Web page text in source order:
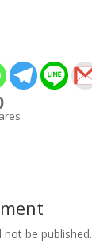
not be published.